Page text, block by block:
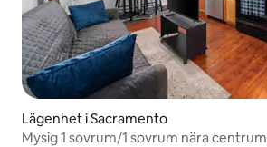
Lägenhet i Sacramento
Mysig 1 sovrum/1 sovrum nära centrum